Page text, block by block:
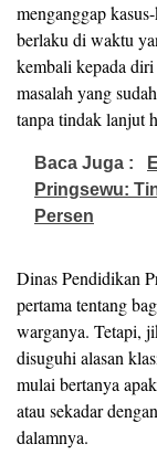
menganggap
berlaku di waktu
kembali kepada
masalah yang
tanpa tindak lanjut
Baca Juga :
Pringsewu:
Persen
Dinas Pendidikan
pertama tentang
warganya. Tetapi,
disuguhi alasan
mulai bertanya
atau sekadar
dalamnya.